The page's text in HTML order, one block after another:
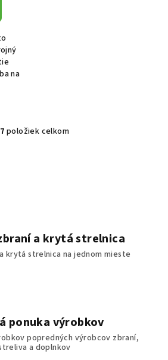
na
Ovládacie prvky výpisu
7 položiek celkom
a krytá strelnica
krytá strelnica na jednom mieste
ponuka výrobkov
popredných výrobcov zbraní,
a doplnkov